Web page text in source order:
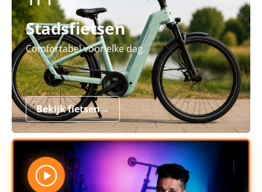
Stadsfietsen
Comfortabel voor elke dag.
Bekijk fietsen→